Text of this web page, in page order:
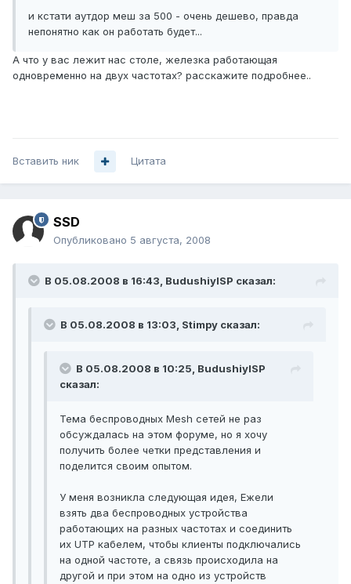
и кстати аутдор меш за 500 - очень дешево, правда
непонятно как он работать будет...
А что у вас лежит нас столе, железка работающая
одновременно на двух частотах? расскажите подробнее..
Вставить ник Цитата
SSD
Опубликовано 5 августа, 2008
В 05.08.2008 в 16:43, BudushiyISP сказал:
В 05.08.2008 в 13:03, Stimpy сказал:
В 05.08.2008 в 10:25, BudushiyISP
сказал:
Тема беспроводных Mesh сетей не раз
обсуждалась на этом форуме, но я хочу
получить более четки представления и
поделится своим опытом.
У меня возникла следующая идея, Ежели
взять два беспроводных устройства
работающих на разных частотах и соединить
их UTP кабелем, чтобы клиенты подключались
на одной частоте, а связь происходила на
другой и при этом на одно из устройств